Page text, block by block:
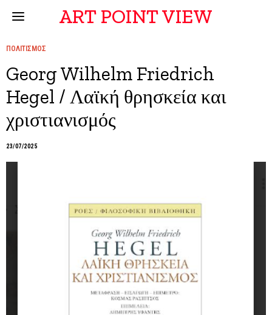
ART POINT VIEW
ΠΟΛΙΤΙΣΜΟΣ
Georg Wilhelm Friedrich
Hegel / Λαϊκή θρησκεία και
χριστιανισμός
23/07/2025